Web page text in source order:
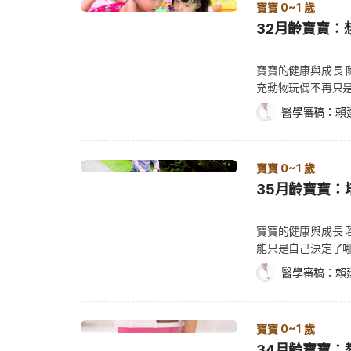
處，大多數寶寶，
語不必複雜，任何
睡覺，在肚子上畫
東西，手指輕輕碰
學習最重要的指標
勞。 手語要一致：
妹、祖父母、照護
手語。許多寶寶會
學習方式。萬一你
通。 已經第 34 週了，別擔心，你並不孤單，我們將持續陪伴支持你，度過第 35
週。
便如此，也不要因
花費很多時間的。
快。在嘗試把食物
不是正餐，只是個
點反應時間。若寶
寶寶更容易吞下去
方式，請看：嬰兒
絕對不要逼他吃下
的流質食物，就是
果或蔬菜，替寶寶選擇斷
始都會閉緊小嘴，
反應。
能是活動讓寶寶感
們彼此能互動嗎？
樂，且喜歡有律動感的
手 若逼寶寶去運動
等寶寶準備好了再
就會健康。若寶寶
習韻律體操，寶寶
素治療並找出過敏
調整姿勢，就能就
趴睡會增加窒息的機率。 根據專家所言，你應該讓寶寶睡在床
他仰睡，不過要小
外，你必須確保寶
墊，並避免使用嬰
和你一同在大浴缸沐浴，才會感到
置，因為這個時候，很容易不小心滑
很早起床 若寶寶早
晨的陽光直接照射進房間 別讓汽車噪音吵醒寶寶 讓寶寶晚上晚
午睡時間（延伸閱讀：
前活動一下。 不要讓寶寶受寒。 讓寶寶玩玩水。 不要在飯後馬上洗澡。 寶寶離開
建議你替寶寶按
長時間堵塞，可能
育狀況。有很多客
型，那麼寶寶可能
過寶寶過動也可能
與治療） 整體而
因此會控制寶寶攝
體重過輕，是因為
請諮詢醫師。 新手
或幫助寶寶探索周
裡，但當他發現把
寶寶還小的時候，
指，可能會被同儕
意力。（延伸閱讀
已成為常見的名詞
心。有些寶寶出生
比較。若寶寶過重
前，不太會有過胖
就瘦下來了，隨著
覆拋向空中時，寶
戲不適合兩歲以下
乎與其他地方相當
頭部會傾斜，可能
晃） 此舉還可能使
受損，甚至失明。
部，同時要避免在
玩，而是要溫柔地
你應該不希望寶寶
就會忘記奶嘴這回
寶寶會往嘴裡塞許
進嘴裡的小東西，
摩，可以親吻他的
助寶寶提高警覺性
和手心溫熱，一邊
知 大多數醫師在這
就診諮詢醫師。 寶
種還是安全且有效
要打！孩子接種疫苗時程表） 高燒或其他疾病。 免
孩子正在使用抑制
40 度的高燒、熱痙攣、大哭不停、
公斤的早產兒，應
言，牛奶是非常好
寶寶 0~1 歲
32月齡寶寶：
寶寶的健康與成長
充動物玩偶不再只
餵食、洗澡，和參
著冒險犯難的超級
如何照顧寶寶？
識字前閱讀技能，
的孩子透過閱讀和
一根棒子對他來說
看著孩子實現創造
等，仿製日常生活
方，永遠都是獲勝
友也不會知道跟真
醫學審稿： 賴
寶寶 0~1 歲
35月齡寶寶：
寶寶的健康與成長
能只是自己決定了
他一整天，那是該
冷落是正常的，孩
棄我。 對學齡前
您覺得參與孩子的
醫學審稿： 賴
寶寶 0~1 歲